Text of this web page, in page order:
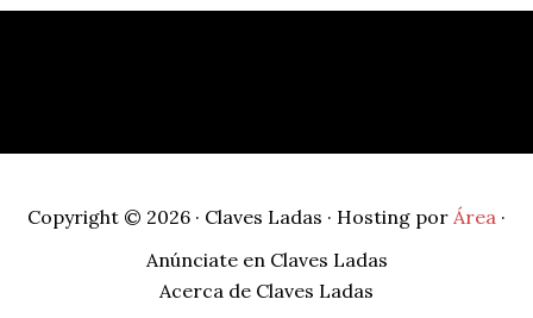
Copyright © 2026 · Claves Ladas · Hosting por Área ·
Anúnciate en Claves Ladas
Acerca de Claves Ladas